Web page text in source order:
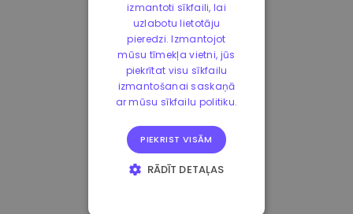
izmantoti sīkfaili, lai
uzlabotu lietotāju
pieredzi. Izmantojot
mūsu tīmekļa vietni, jūs
piekrītat visu sīkfailu
izmantošanai saskaņā
ar mūsu sīkfailu politiku.
PIEKRIST VISĀM
RĀDĪT DETAĻAS